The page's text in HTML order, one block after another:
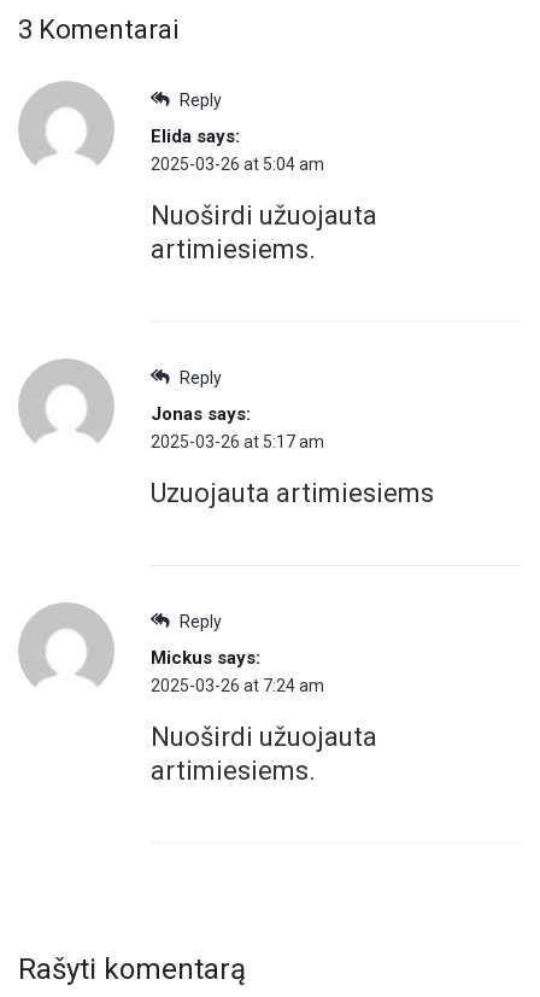
3 Komentarai
Reply
Elida says:
2025-03-26 at 5:04 am
Nuoširdi užuojauta
artimiesiems.
Reply
Jonas says:
2025-03-26 at 5:17 am
Uzuojauta artimiesiems
Reply
Mickus says:
2025-03-26 at 7:24 am
Nuoširdi užuojauta
artimiesiems.
Rašyti komentarą